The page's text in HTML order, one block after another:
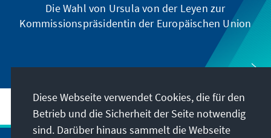
Die Wahl von Ursula von der Leyen zur
Kommissionspräsidentin der Europäischen Union
Diese Webseite verwendet Cookies, die für den
Betrieb und die Sicherheit der Seite notwendig
sind. Darüber hinaus sammelt die Webseite